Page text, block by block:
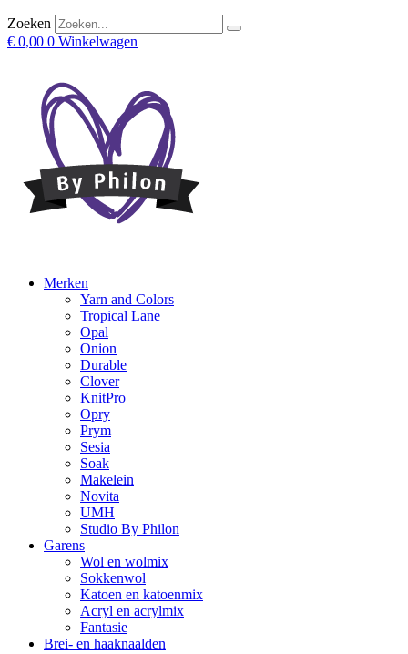
Zoeken
€ 0,00 0 Winkelwagen
Merken
Yarn and Colors
Tropical Lane
Opal
Onion
Durable
Clover
KnitPro
Opry
Prym
Sesia
Soak
Makelein
Novita
UMH
Studio By Philon
Garens
Wol en wolmix
Sokkenwol
Katoen en katoenmix
Acryl en acrylmix
Fantasie
Brei- en haaknaalden